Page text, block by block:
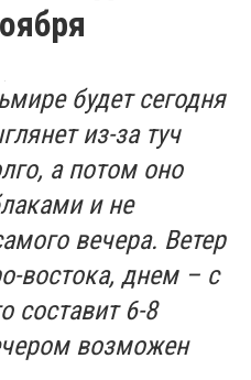
будет сегодня
из-за туч
а потом оно
и не
вечера. Ветер
востока, днем – с
составит 6-8
возможен